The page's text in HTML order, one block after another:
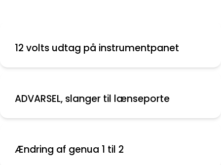
12 volts udtag på instrumentpanet
ADVARSEL, slanger til lænseporte
Ændring af genua 1 til 2